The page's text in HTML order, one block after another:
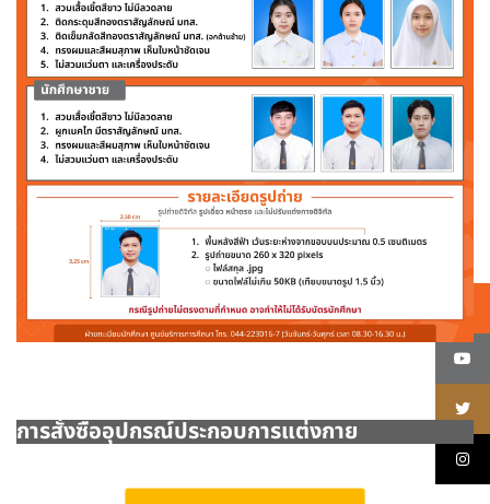
การสั่งซื้ออุปกรณ์ประกอบการแต่งกาย